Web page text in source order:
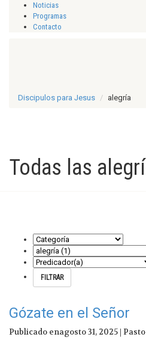
Noticias
Programas
Contacto
Discipulos para Jesus alegría
Todas las
Gózate en el Señor
Publicado enagosto 31, 2025 |